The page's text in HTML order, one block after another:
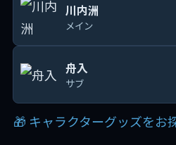
川内洲
メイン
舟入
サブ
🎁 キャラクターグッズをお